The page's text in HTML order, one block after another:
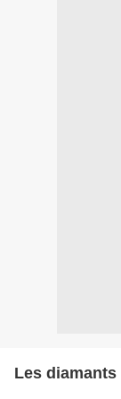
Les